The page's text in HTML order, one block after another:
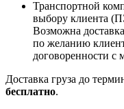
Транспортной
выбору клиента
Возможна
по желанию
договоренности с
Доставка груза до
бесплатно.